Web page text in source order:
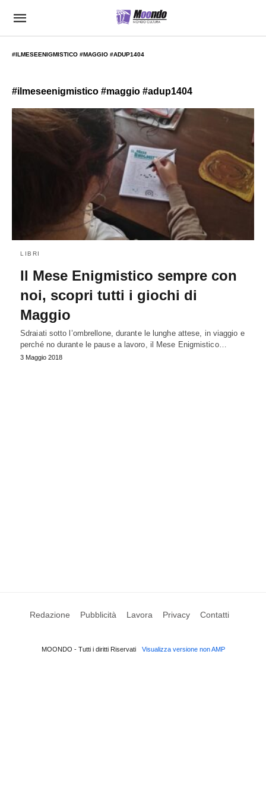
#ILMESEENIGMISTICO #MAGGIO #ADUP1404
#ilmeseenigmistico #maggio #adup1404
LIBRI
Il Mese Enigmistico sempre con
noi, scopri tutti i giochi di
Maggio
Sdraiati sotto l’ombrellone, durante le lunghe attese, in viaggio e
perché no durante le pause a lavoro, il Mese Enigmistico…
3 Maggio 2018
Redazione Pubblicità Lavora Privacy Contatti
MOONDO - Tutti i diritti Riservati Visualizza versione non AMP